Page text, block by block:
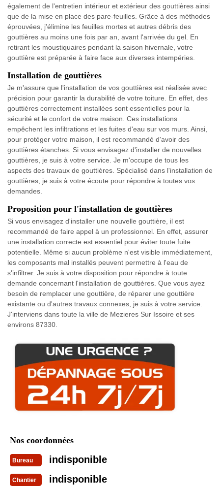
également de l'entretien intérieur et extérieur des gouttières ainsi
que de la mise en place des pare-feuilles. Grâce à des méthodes
éprouvées, j'élimine les feuilles mortes et autres débris des
gouttières au moins une fois par an, avant l'arrivée du gel. En
retirant les moustiquaires pendant la saison hivernale, votre
gouttière est préparée à faire face aux diverses intempéries.
Installation de gouttières
Je m'assure que l'installation de vos gouttières est réalisée avec
précision pour garantir la durabilité de votre toiture. En effet, des
gouttières correctement installées sont essentielles pour la
sécurité et le confort de votre maison. Ces installations
empêchent les infiltrations et les fuites d'eau sur vos murs. Ainsi,
pour protéger votre maison, il est recommandé d'avoir des
gouttières étanches. Si vous envisagez d'installer de nouvelles
gouttières, je suis à votre service. Je m'occupe de tous les
aspects des travaux de gouttières. Spécialisé dans l'installation de
gouttières, je suis à votre écoute pour répondre à toutes vos
demandes.
Proposition pour l'installation de gouttières
Si vous envisagez d'installer une nouvelle gouttière, il est
recommandé de faire appel à un professionnel. En effet, assurer
une installation correcte est essentiel pour éviter toute fuite
potentielle. Même si aucun problème n'est visible immédiatement,
les composants mal installés peuvent permettre à l'eau de
s'infiltrer. Je suis à votre disposition pour répondre à toute
demande concernant l'installation de gouttières. Que vous ayez
besoin de remplacer une gouttière, de réparer une gouttière
existante ou d'autres travaux connexes, je suis à votre service.
J'interviens dans toute la ville de Mezieres Sur Issoire et ses
environs 87330.
Nos coordonnées
Bureau indisponible
Chantier indisponible